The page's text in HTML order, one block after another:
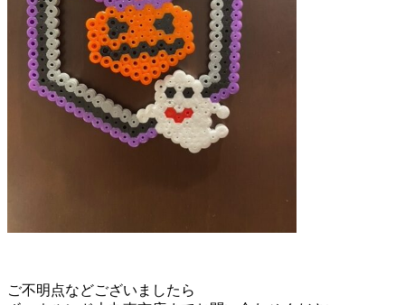
ご不明点などございましたら